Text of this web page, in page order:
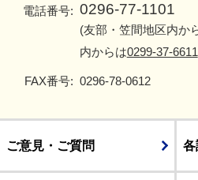
電話番号: 0296-77-1101
(友部・笠間地区内か
内からは0299-37-6611
FAX番号: 0296-78-0612
ご意見・ご質問 各